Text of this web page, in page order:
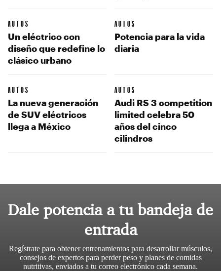
AUTOS
Un eléctrico con
diseño que redefine lo
clásico urbano
AUTOS
Potencia para la vida
diaria
AUTOS
La nueva generación
de SUV eléctricos
llega a México
AUTOS
Audi RS 3 competition
limited celebra 50
años del cinco
cilindros
Dale potencia a tu bandeja de
entrada
Regístrate para obtener entrenamientos para desarrollar músculos,
consejos de expertos para perder peso y planes de comidas
nutritivas, enviados a tu correo electrónico cada semana.